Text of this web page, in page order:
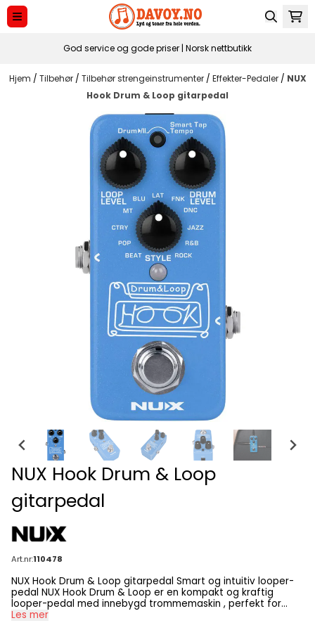
Hopp til innhold
God service og gode priser | Norsk nettbutikk
Hjem / Tilbehør / Tilbehør strengeinstrumenter / Effekter-Pedaler / NUX
Hook Drum & Loop gitarpedal
NUX Hook Drum & Loop
gitarpedal
Art.nr:110478
NUX Hook Drum & Loop gitarpedal Smart og intuitiv looper-
pedal NUX Hook Drum & Loop er en kompakt og kraftig
looper-pedal med innebygd trommemaskin , perfekt for
både øving og livebruk. Med automatisk tempo-oppfatning ,
Les mer